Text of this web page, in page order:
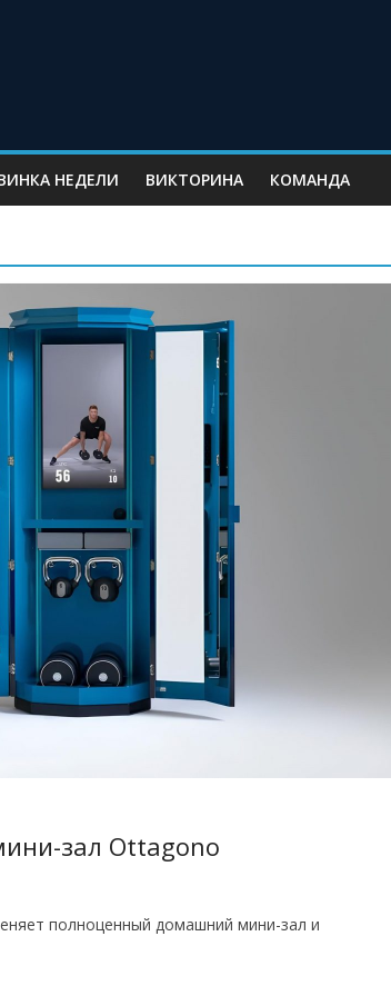
НЕДЕЛИ ВИКТОРИНА КОМАНДА
зал Ottagono
полноценный домашний мини-зал и